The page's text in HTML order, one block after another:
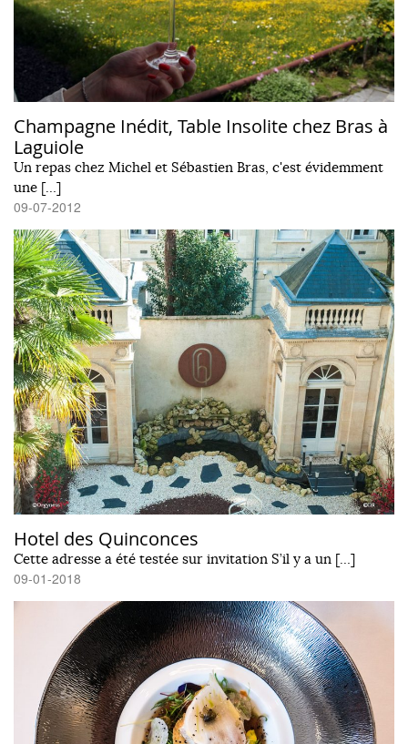
Champagne Inédit, Table Insolite chez Bras à
Laguiole
Un repas chez Michel et Sébastien Bras, c'est évidemment
une […]
09-07-2012
Hotel des Quinconces
Cette adresse a été testée sur invitation S’il y a un […]
09-01-2018